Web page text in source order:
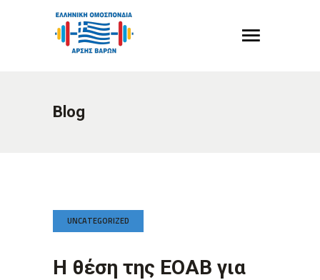
Blog
UNCATEGORIZED
Η θέση της ΕΟΑΒ για